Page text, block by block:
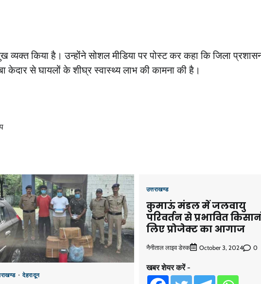
व्यक्त किया है। उन्होंने सोशल मीडिया पर पोस्ट कर कहा कि जिला
केदार से घायलों के शीघ्र स्वास्थ्य लाभ की कामना की है।
देहरादून
उत्तराखण्ड
कुमाऊं मंडल में जलवायु
परिवर्तन से प्रभावित
लिए प्रोजेक्ट का आगाज
नैनीताल लाइव डेस्क October 3, 2024 0
खबर शेयर करें -